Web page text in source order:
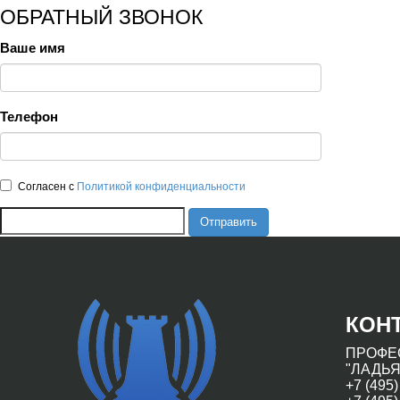
ОБРАТНЫЙ ЗВОНОК
Ваше имя
Телефон
Согласен с Политикой конфиденциальности
Отправить
+7